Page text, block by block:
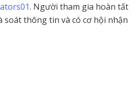
. Người tham gia hoàn tất
soát thông tin và có cơ hội nhận